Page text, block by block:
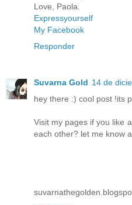
Love, Paola.
Expressyourself
My Facebook
Responder
Suvarna Gold 14 de
hey there :) cool post !its
Visit my pages if you like
each other? let me know